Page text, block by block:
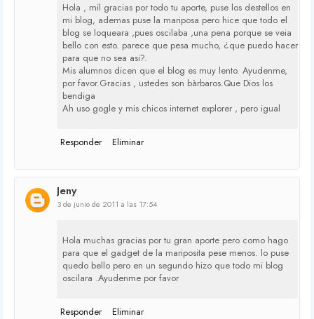
Hola , mil gracias por todo tu aporte, puse los destellos en
mi blog, ademas puse la mariposa pero hice que todo el
blog se loqueara ,pues oscilaba ,una pena porque se veia
bello con esto. parece que pesa mucho, ¿que puedo hacer
para que no sea asi?.
Mis alumnos dicen que el blog es muy lento. Ayudenme,
por favor.Gracias , ustedes son bàrbaros.Que Dios los
bendiga
Ah uso gogle y mis chicos internet explorer , pero igual
Responder Eliminar
Jeny
3 de junio de 2011 a las 17:54
Hola muchas gracias por tu gran aporte pero como hago
para que el gadget de la mariposita pese menos. lo puse
quedo bello pero en un segundo hizo que todo mi blog
oscilara .Ayudenme por favor
Responder Eliminar